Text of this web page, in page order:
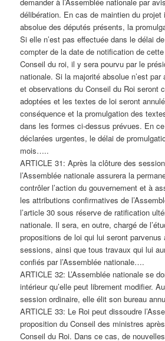
délibération. En cas de maintien du
absolue des députés présents, la
Si elle n’est pas effectuée dans le délai
compter de la date de notification de
Conseil du roi, il y sera pourvu par le
nationale. Si la majorité absolue n’est
et observations du Conseil du Roi seront
adoptées et les textes de loi seront
conséquence et la promulgation des
dans les formes ci-dessus prévues. En
déclarées urgentes, le délai de
mois…..
ARTICLE 31: Après la clôture des
l’Assemblée nationale assurera la
contrôler l’action du gouvernement et à
les attributions confirmatives de
l’article 30 sous réserve de ratification
nationale. Il sera, en outre, chargé de
propositions de loi qui lui seront parvenus
sessions, ainsi que tous travaux qui lui
confiés par l’Assemblée nationale….
ARTICLE 32: L’Assemblée nationale se
intérieur qu’elle peut librement modifier.
session ordinaire, elle élit son bureau
ARTICLE 33: Le Roi peut dissoudre
proposition du Conseil des ministres
Conseil du Roi. Dans ce cas, de